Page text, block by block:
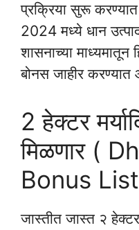
प्रक्रिया सुरू
2024 मध्ये धान
शासनाच्या माध्यमातून
बोनस जाहीर करण्यात
2 हेक्टर
मिळणार (
Bonus
जास्तीत जास्त २ हेक्टर